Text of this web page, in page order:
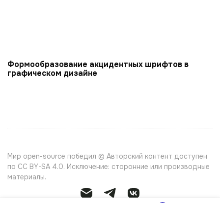
Формообразование акцидентных шрифтов в
графическом дизайне
Мир open-source победил © Авторский контент доступен
по CC BY-SA 4.0. Исключение: сторонние или производные
материалы.